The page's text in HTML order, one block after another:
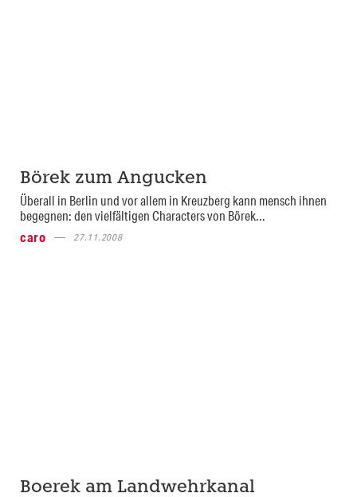
Börek zum Angucken
Überall in Berlin und vor allem in Kreuzberg kann mensch ihnen
begegnen: den vielfältigen Characters von Börek...
caro
27.11.2008
Boerek am Landwehrkanal